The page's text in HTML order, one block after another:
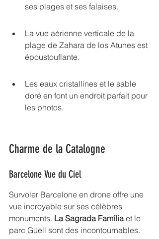
ses plages et ses falaises.
La vue aérienne verticale de la
plage de Zahara de los Atunes est
époustouflante.
Les eaux cristallines et le sable
doré en font un endroit parfait pour
les photos.
Charme de la Catalogne
Barcelone Vue du Ciel
Survoler Barcelone en drone offre une
vue incroyable sur ses célèbres
monuments. La Sagrada Família et le
parc Güell sont des incontournables.